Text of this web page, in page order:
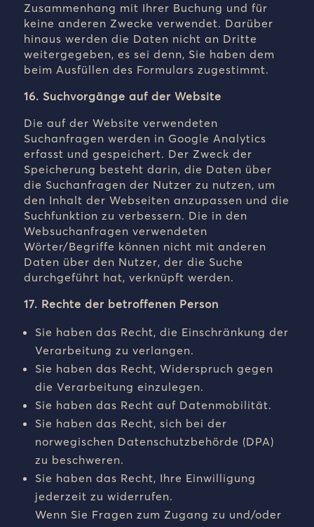
Zusammenhang mit Ihrer Buchung und für
keine anderen Zwecke verwendet. Darüber
hinaus werden die Daten nicht an Dritte
weitergegeben, es sei denn, Sie haben dem
beim Ausfüllen des Formulars zugestimmt.
16. Suchvorgänge auf der Website
Die auf der Website verwendeten
Suchanfragen werden in Google Analytics
erfasst und gespeichert. Der Zweck der
Speicherung besteht darin, die Daten über
die Suchanfragen der Nutzer zu nutzen, um
den Inhalt der Webseiten anzupassen und die
Suchfunktion zu verbessern. Die in den
Websuchanfragen verwendeten
Wörter/Begriffe können nicht mit anderen
Daten über den Nutzer, der die Suche
durchgeführt hat, verknüpft werden.
17. Rechte der betroffenen Person
Sie haben das Recht, die Einschränkung der
Verarbeitung zu verlangen.
Sie haben das Recht, Widerspruch gegen
die Verarbeitung einzulegen.
Sie haben das Recht auf Datenmobilität.
Sie haben das Recht, sich bei der
norwegischen Datenschutzbehörde (DPA)
zu beschweren.
Sie haben das Recht, Ihre Einwilligung
jederzeit zu widerrufen.
Wenn Sie Fragen zum Zugang zu und/oder